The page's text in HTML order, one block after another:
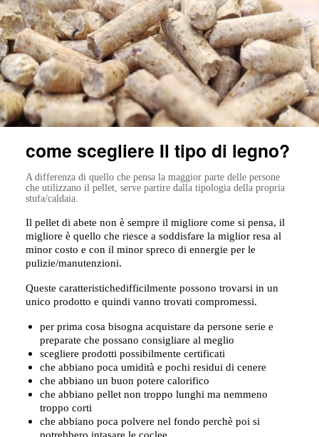
come scegliere Il tipo di legno?
A differenza di quello che pensa la maggior parte delle persone
che utilizzano il pellet, serve partire dalla tipologia della propria
stufa/caldaia.
Il pellet di abete non è sempre il migliore come si pensa, il
migliore è quello che riesce a soddisfare la miglior resa al
minor costo e con il minor spreco di ennergie per le
pulizie/manutenzioni.
Queste caratteristichedifficilmente possono trovarsi in un
unico prodotto e quindi vanno trovati compromessi.
per prima cosa bisogna acquistare da persone serie e
preparate che possano consigliare al meglio
scegliere prodotti possibilmente certificati
che abbiano poca umidità e pochi residui di cenere
che abbiano un buon potere calorifico
che abbiano pellet non troppo lunghi ma nemmeno
troppo corti
che abbiano poca polvere nel fondo perchè poi si
potrebbero intasare le coclee